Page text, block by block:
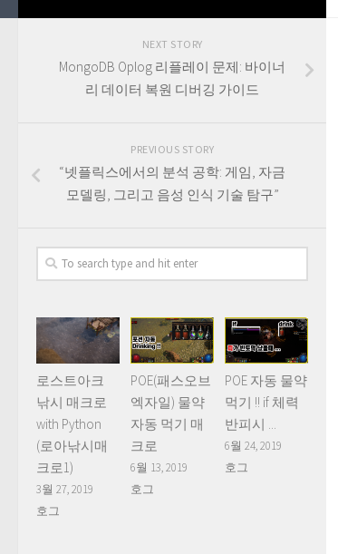
NEXT STORY
MongoDB Oplog 리플레이 문제: 바이너
리 데이터 복원 디버깅 가이드
PREVIOUS STORY
“넷플릭스에서의 분석 공학: 게임, 자금
모델링, 그리고 음성 인식 기술 탐구”
로스트아크
낚시 매크로
with Python
(로아낚시매
크로1)
3월 27, 2019
호그
POE(패스오브
엑자일) 물약
자동 먹기 매
크로
6월 13, 2019
호그
POE 자동 물약
먹기 !! if 체력
반피시 ...
6월 24, 2019
호그